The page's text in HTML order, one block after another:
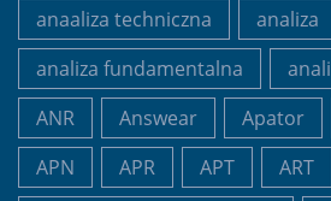
anaaliza techniczna
analiza
analiza fundamentalna
ANR
Answear Apator
APN
APR APT ART